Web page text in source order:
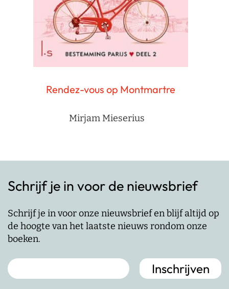
Rendez-vous op Montmartre
Mirjam Mieserius
Schrijf je in voor de nieuwsbrief
Schrijf je in voor onze nieuwsbrief en blijf altijd op
de hoogte van het laatste nieuws rondom onze
boeken.